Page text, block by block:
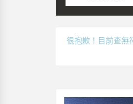
很抱歉！目前查無